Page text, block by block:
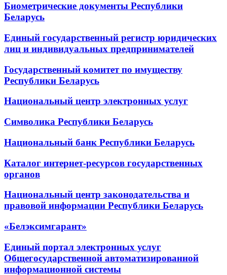
Биометрические документы Республики
Беларусь
Единый государственный регистр юридических
лиц и индивидуальных предпринимателей
Государственный комитет по имуществу
Республики Беларусь
Национальный центр электронных услуг
Символика Республики Беларусь
Национальный банк Республики Беларусь
Каталог интернет-ресурсов государственных
органов
Национальный центр законодательства и
правовой информации Республики Беларусь
«Белэксимгарант»
Единый портал электронных услуг
Общегосударственной автоматизированной
информационной системы